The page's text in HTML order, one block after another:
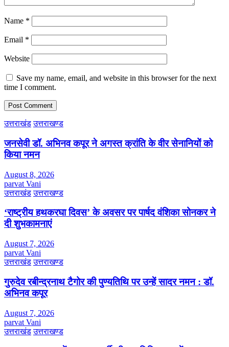
Name *
Email *
Website
Save my name, email, and website in this browser for the next
time I comment.
उत्तराखंड उत्तराखण्ड
जनसेवी डॉ. अभिनव कपूर ने अगस्त क्रांति के वीर सेनानियों को
किया नमन
August 8, 2026
parvat Vani
उत्तराखंड उत्तराखण्ड
‘राष्ट्रीय हथकरघा दिवस’ के अवसर पर पार्षद वंशिका सोनकर ने
दी शुभकामनाएं
August 7, 2026
parvat Vani
उत्तराखंड उत्तराखण्ड
गुरुदेव रबीन्द्रनाथ टैगोर की पुण्यतिथि पर उन्हें सादर नमन : डॉ.
अभिनव कपूर
August 7, 2026
parvat Vani
उत्तराखंड उत्तराखण्ड